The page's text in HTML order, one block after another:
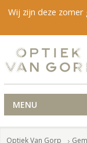
Wij zijn deze
MENU
Optiek Van Gorp